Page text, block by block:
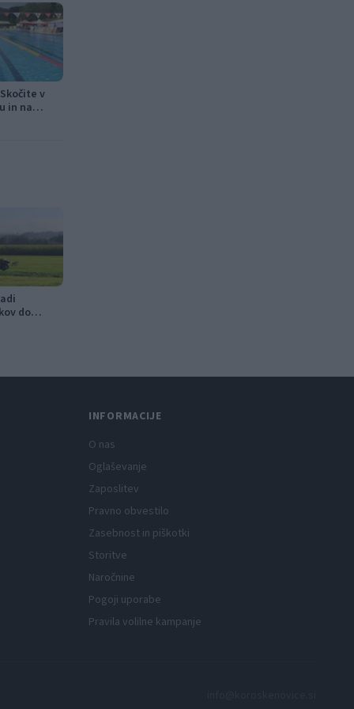
v
in na
do
INFORMACIJE
O nas
Oglaševanje
Zaposlitev
Pravno obvestilo
Zasebnost in piškotki
Storitve
Naročnine
Pogoji uporabe
Pravila volilne kampanje